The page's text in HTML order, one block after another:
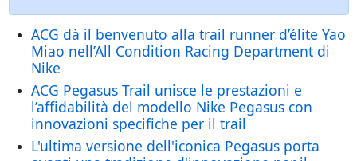
ACG dà il benvenuto alla trail runner d’élite Yao
Miao nell’All Condition Racing Department di
Nike
ACG Pegasus Trail unisce le prestazioni e
l’affidabilità del modello Nike Pegasus con
innovazioni specifiche per il trail
L'ultima versione dell'iconica Pegasus porta